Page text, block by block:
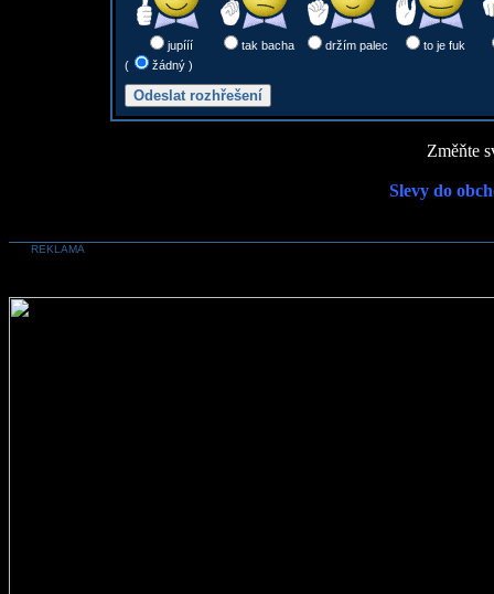
jupííí tak bacha držím palec
to je fuk
(
žádný )
Změňte
Slevy do
REKLAMA